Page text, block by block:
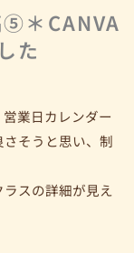
⑤＊CANVA
た
業日カレンダー
そうと思い、制
ラスの詳細が見え